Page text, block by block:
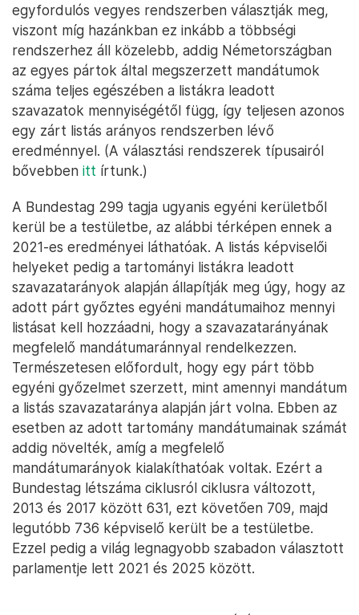
egyfordulós vegyes rendszerben választják meg,
viszont míg hazánkban ez inkább a többségi
rendszerhez áll közelebb, addig Németországban
az egyes pártok által megszerzett mandátumok
száma teljes egészében a listákra leadott
szavazatok mennyiségétől függ, így teljesen azonos
egy zárt listás arányos rendszerben lévő
eredménnyel. (A választási rendszerek típusairól
bővebben itt írtunk.)
A Bundestag 299 tagja ugyanis egyéni kerületből
kerül be a testületbe, az alábbi térképen ennek a
2021-es eredményei láthatóak. A listás képviselői
helyeket pedig a tartományi listákra leadott
szavazatarányok alapján állapítják meg úgy, hogy az
adott párt győztes egyéni mandátumaihoz mennyi
listásat kell hozzáadni, hogy a szavazatarányának
megfelelő mandátumaránnyal rendelkezzen.
Természetesen előfordult, hogy egy párt több
egyéni győzelmet szerzett, mint amennyi mandátum
a listás szavazataránya alapján járt volna. Ebben az
esetben az adott tartomány mandátumainak számát
addig növelték, amíg a megfelelő
mandátumarányok kialakíthatóak voltak. Ezért a
Bundestag létszáma ciklusról ciklusra változott,
2013 és 2017 között 631, ezt követően 709, majd
legutóbb 736 képviselő került be a testületbe.
Ezzel pedig a világ legnagyobb szabadon választott
parlamentje lett 2021 és 2025 között.